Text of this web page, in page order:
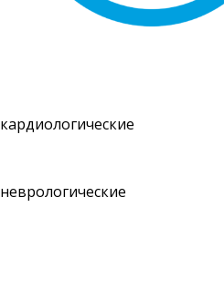
кардиологические
неврологические